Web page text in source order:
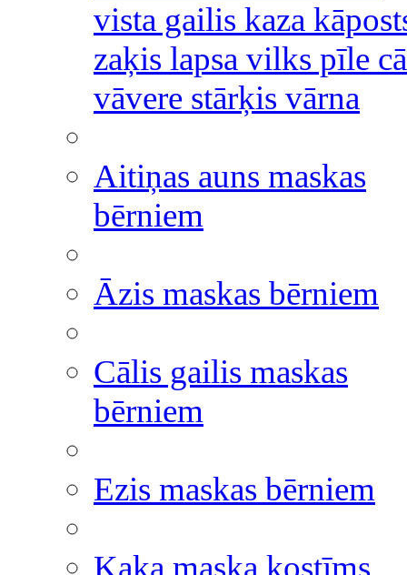
vista gailis kaza
zaķis lapsa vilks pīle
vāvere stārķis vārna
Aitiņas auns maskas
bērniem
Āzis maskas bērniem
Cālis gailis maskas
bērniem
Ezis maskas bērniem
Kaķa maska kostīms